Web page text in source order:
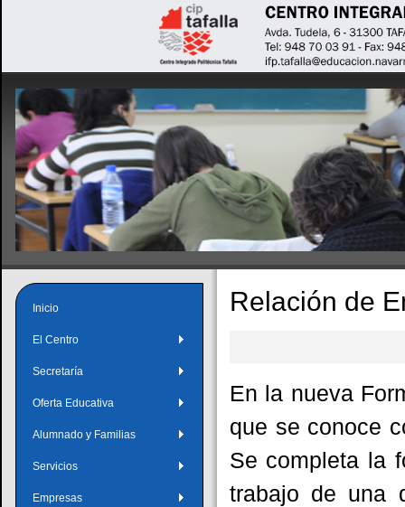
Relación de
En la nueva
que se conoce
Se completa la
trabajo de una
Inicio
El Centro
Secretaría
Oferta Educativa
Alumnado y Familias
Servicios
Empresas